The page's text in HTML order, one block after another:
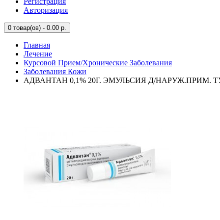
Авторизация
0 товар(ов) - 0.00 р.
Главная
Лечение
Курсовой Прием/Хронические Заболевания
Заболевания Кожи
АДВАНТАН 0,1% 20Г. ЭМУЛЬСИЯ Д/НАРУЖ.ПРИМ.